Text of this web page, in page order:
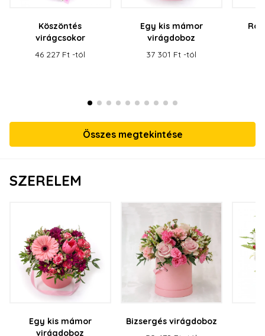
Köszöntés
virágcsokor
46 227 Ft -tól
Egy kis mámor
virágdoboz
37 301 Ft -tól
Összes megtekintése
SZERELEM
Egy kis mámor
virágdoboz
Bizsergés virágdoboz